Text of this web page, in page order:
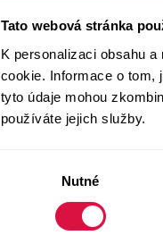
Tato webová stránka
K personalizaci obsahu
cookie. Informace o tom,
tyto údaje mohou
používáte jejich služby.
Nutné